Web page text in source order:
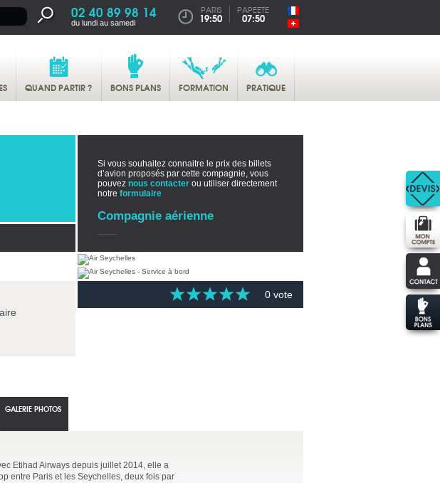
02 40 89 98 14
du lundi au samedi
PARIS
19:50
PAPEETE
07:50
QUAND PARTIR ? BONS PLANS FORMATION PRATIQUE
Si vous souhaitez connaitre le prix des billets
d’avion proposés par cette compagnie, vous
pouvez nous contacter ou utiliser directement
notre formulaire
Compagnie aérienne
0 vote
Etihad Airways depuis juillet 2014, elle a
entre Paris et les Seychelles, deux fois par
GALERIE PHOTOS